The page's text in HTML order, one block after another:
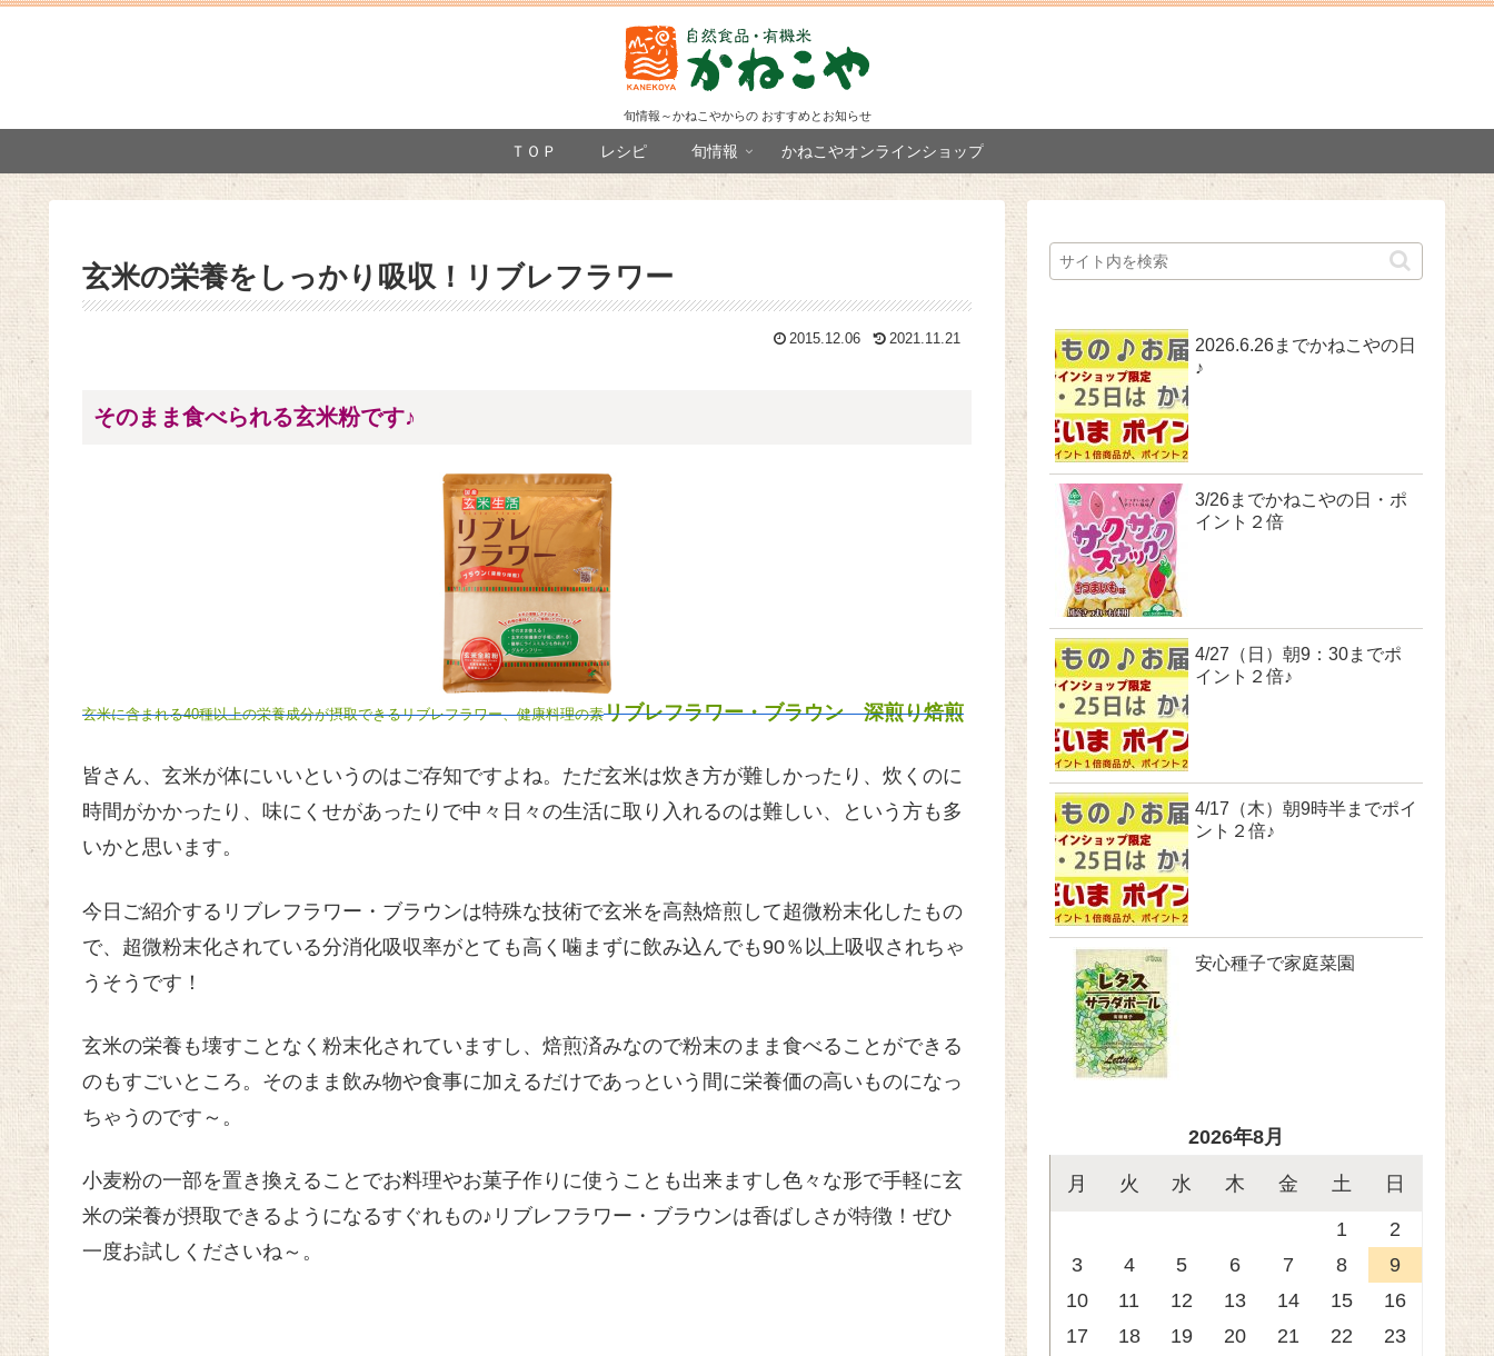
旬情報～かねこやからの おすすめとお知らせ
ＴＯＰ レシピ 旬情報 かねこやオンラインショップ
玄米の栄養をしっかり吸収！リブレフラワー
2015.12.06 2021.11.21
そのまま食べられる玄米粉です♪
玄米に含まれる40種以上の栄養成分が摂取できるリブレフラワー、健康料理の素リブレフラワー・ブラウン 深煎り焙煎
皆さん、玄米が体にいいというのはご存知ですよね。ただ玄米は炊き方が難しかったり、炊くのに
時間がかかったり、味にくせがあったりで中々日々の生活に取り入れるのは難しい、という方も多
いかと思います。
今日ご紹介するリブレフラワー・ブラウンは特殊な技術で玄米を高熱焙煎して超微粉末化したもの
で、超微粉末化されている分消化吸収率がとても高く噛まずに飲み込んでも90％以上吸収されちゃ
うそうです！
玄米の栄養も壊すことなく粉末化されていますし、焙煎済みなので粉末のまま食べることができる
のもすごいところ。そのまま飲み物や食事に加えるだけであっという間に栄養価の高いものになっ
ちゃうのです～。
小麦粉の一部を置き換えることでお料理やお菓子作りに使うことも出来ますし色々な形で手軽に玄
米の栄養が摂取できるようになるすぐれもの♪リブレフラワー・ブラウンは香ばしさが特徴！ぜひ
一度お試しくださいね～。
2026.6.26までかねこやの日
♪
3/26までかねこやの日・ポ
イント２倍
4/27（日）朝9：30までポ
イント２倍♪
4/17（木）朝9時半までポイ
ント２倍♪
安心種子で家庭菜園
2026年8月
月 火 水 木 金 土 日
1
2
3
4 5 6 7 8
9
10
11 12 13 14 15
16
17
18 19 20 21 22
23